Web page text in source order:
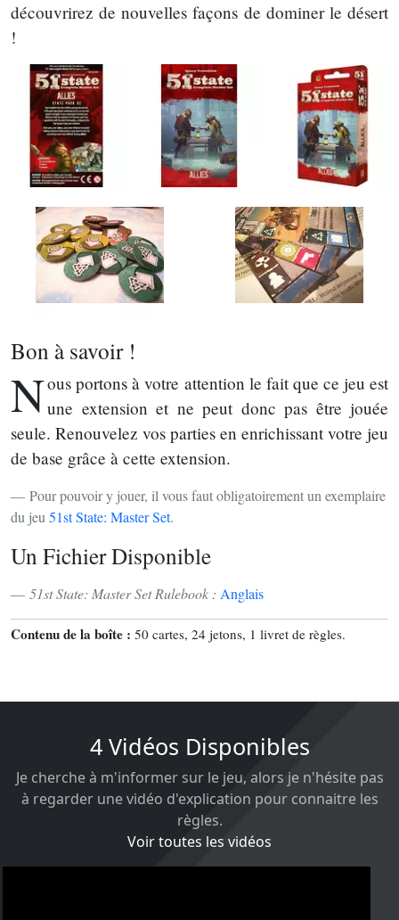
découvrirez de nouvelles façons de dominer le désert
!
Bon à savoir !
Nous portons à votre attention le fait que ce jeu est
une extension et ne peut donc pas être jouée
seule. Renouvelez vos parties en enrichissant votre jeu
de base grâce à cette extension.
Pour pouvoir y jouer, il vous faut obligatoirement un exemplaire
du jeu 51st State: Master Set.
Un Fichier Disponible
51st State: Master Set Rulebook : Anglais
Contenu de la boîte : 50 cartes, 24 jetons, 1 livret de règles.
4 Vidéos Disponibles
Je cherche à m'informer sur le jeu, alors je n'hésite pas
à regarder une vidéo d'explication pour connaitre les
règles.
Voir toutes les vidéos